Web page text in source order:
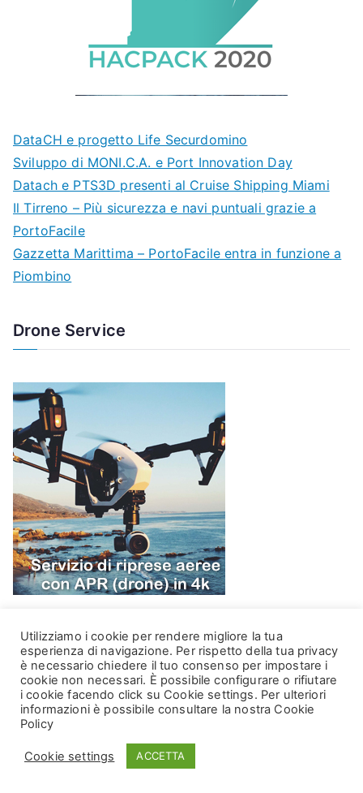
DataCH e progetto Life Securdomino
Sviluppo di MONI.C.A. e Port Innovation Day
Datach e PTS3D presenti al Cruise Shipping Miami
Il Tirreno – Più sicurezza e navi puntuali grazie a
PortoFacile
Gazzetta Marittima – PortoFacile entra in funzione a
Piombino
Drone Service
Copyright © 2026
. DataCH Technologies srl. - Via Leonardo da
Vinci, 5 - Livorno
Utilizziamo i cookie per rendere migliore la tua
esperienza di navigazione. Per rispetto della tua privacy
è necessario chiedere il tuo consenso per impostare i
cookie non necessari. È possibile configurare o rifiutare
i cookie facendo click su Cookie settings. Per ulteriori
informazioni è possibile consultare la nostra Cookie
Policy
Cookie settings ACCETTA